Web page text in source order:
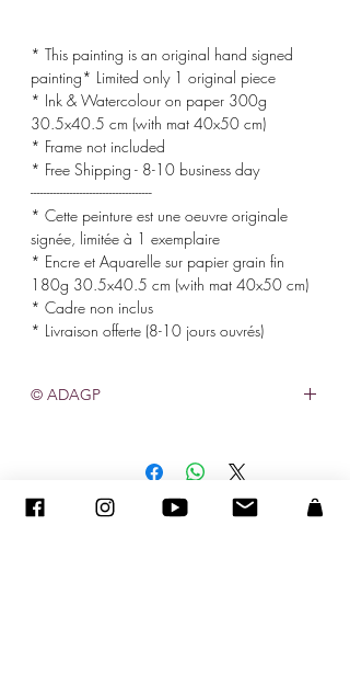
* This painting is an original hand signed
painting* Limited only 1 original piece
* Ink & Watercolour on paper 300g
30.5x40.5 cm (with mat 40x50 cm)
* Frame not included
* Free Shipping - 8-10 business day
-------------------------------------
* Cette peinture est une oeuvre originale
signée, limitée à 1 exemplaire
* Encre et Aquarelle sur papier grain fin
180g 30.5x40.5 cm (with mat 40x50 cm)
* Cadre non inclus
* Livraison offerte (8-10 jours ouvrés)
© ADAGP
© -Sandra ENCAOUA-保留所有權利ADAGP- -sandraencaoua@gmail.com